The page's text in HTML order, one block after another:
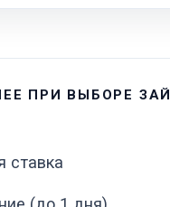
ПРИ ВЫБОРЕ
ставка